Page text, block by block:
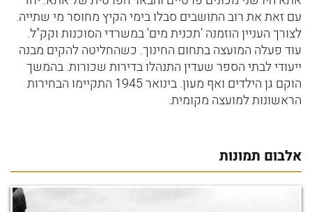
עם זאת את רוב התושבים סבלו בימי הקיץ מחוסר מי שתייה.
לצורך העניין הוזמנה 'תכנית מים' במשרדי הסוכנות וקק"ל.
עוד פעלה המועצה בתחום החינוך. כשהחליטה להקים מבנה
ייעודי לבתי הספר שעדין התנהלו בדירות שכורות. בהמשך
הוקם גן הילדים ואף מעון. בינואר 1945 התקיימו הבחירות
הראשונות למועצה מקומית.
אלבום תמונות